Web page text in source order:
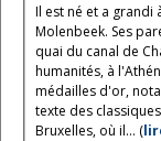
Il est né et a grandi
Molenbeek. Ses
quai du canal de
humanités, à
médailles d'or,
texte des
Bruxelles, où il... (